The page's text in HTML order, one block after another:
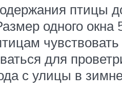
птицы
одного
для
с улицы в